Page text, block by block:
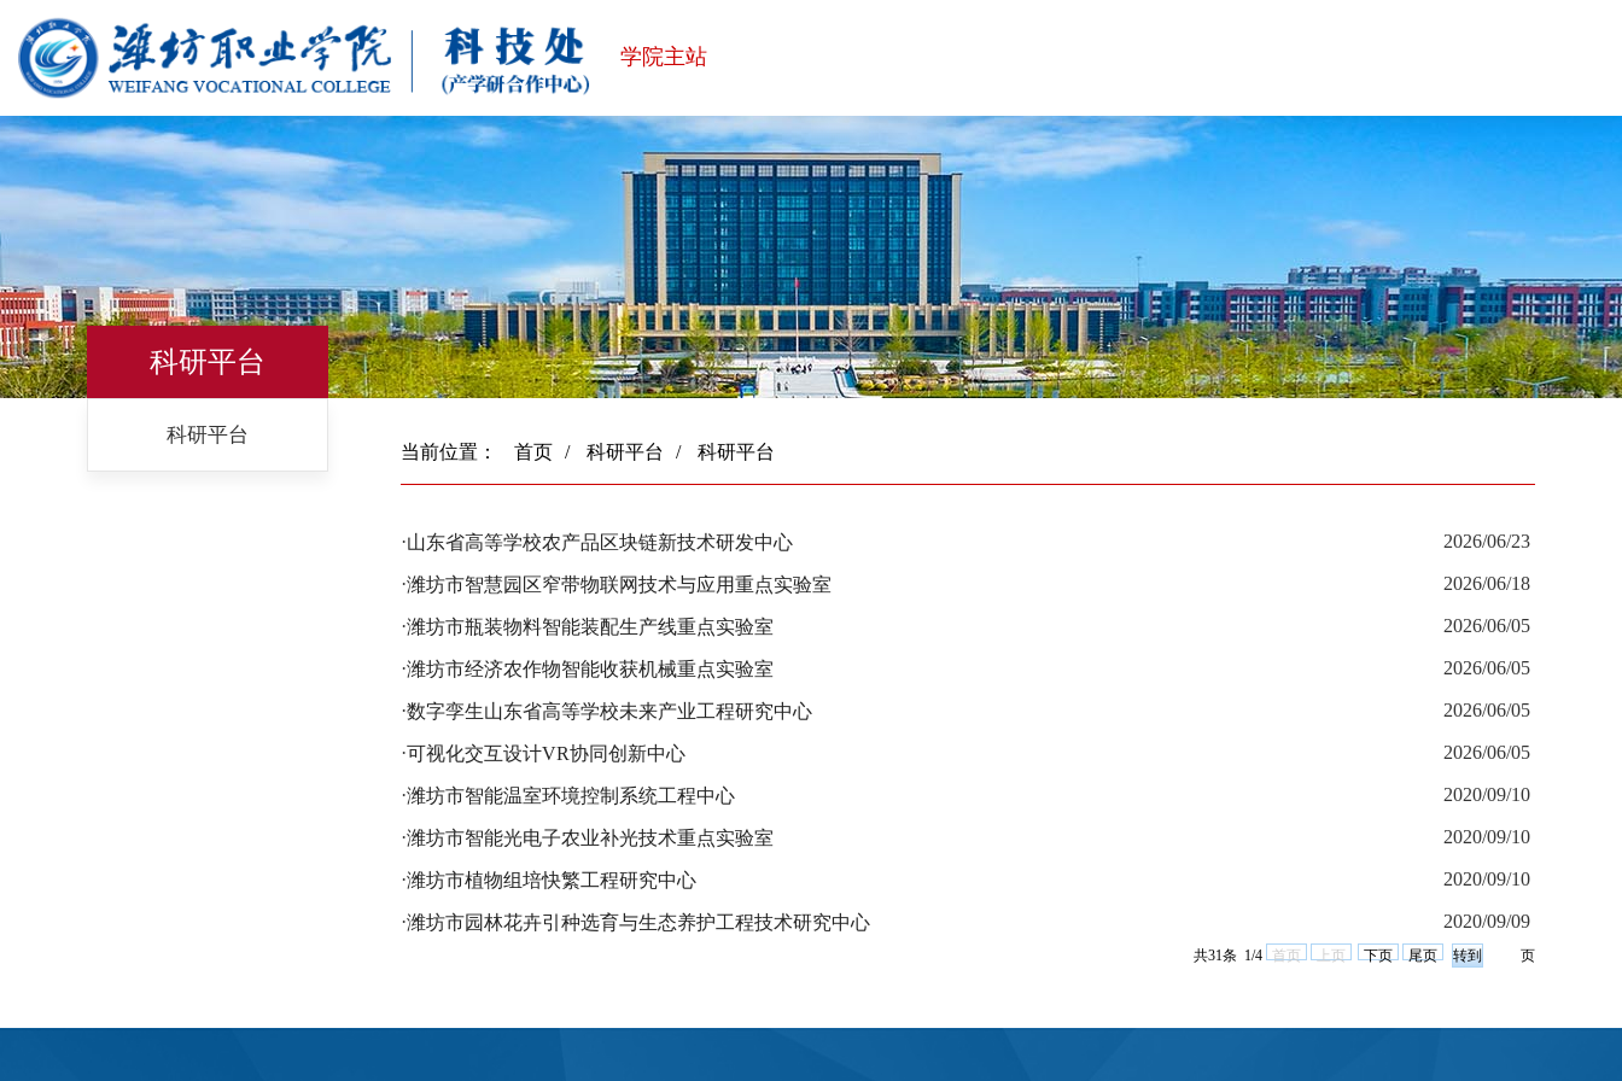
学院主站
科研平台
科研平台
当前位置： 首页 / 科研平台 / 科研平台
·山东省高等学校农产品区块链新技术研发中心 2026/06/23
·潍坊市智慧园区窄带物联网技术与应用重点实验室 2026/06/18
·潍坊市瓶装物料智能装配生产线重点实验室 2026/06/05
·潍坊市经济农作物智能收获机械重点实验室 2026/06/05
·数字孪生山东省高等学校未来产业工程研究中心 2026/06/05
·可视化交互设计VR协同创新中心 2026/06/05
·潍坊市智能温室环境控制系统工程中心 2020/09/10
·潍坊市智能光电子农业补光技术重点实验室 2020/09/10
·潍坊市植物组培快繁工程研究中心 2020/09/10
·潍坊市园林花卉引种选育与生态养护工程技术研究中心 2020/09/09
共31条 1/4 首页 上页 下页 尾页 页